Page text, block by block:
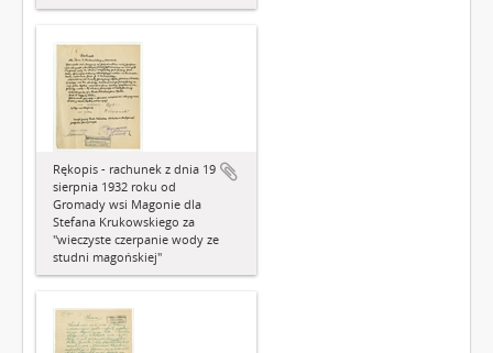
Rękopis - rachunek z dnia 19
sierpnia 1932 roku od
Gromady wsi Magonie dla
Stefana Krukowskiego za
"wieczyste czerpanie wody ze
studni magońskiej"